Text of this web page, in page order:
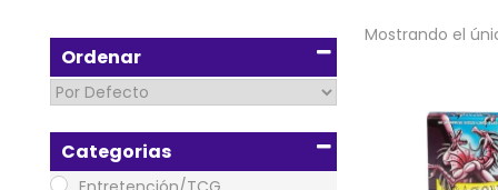
Ordenar
Sort Products
Categorias
Mostrando el